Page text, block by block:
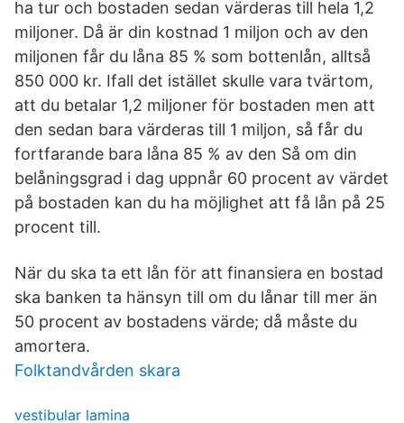
ha tur och bostaden sedan värderas till hela 1,2
miljoner. Då är din kostnad 1 miljon och av den
miljonen får du låna 85 % som bottenlån, alltså
850 000 kr. Ifall det istället skulle vara tvärtom,
att du betalar 1,2 miljoner för bostaden men att
den sedan bara värderas till 1 miljon, så får du
fortfarande bara låna 85 % av den Så om din
belåningsgrad i dag uppnår 60 procent av värdet
på bostaden kan du ha möjlighet att få lån på 25
procent till.
När du ska ta ett lån för att finansiera en bostad
ska banken ta hänsyn till om du lånar till mer än
50 procent av bostadens värde; då måste du
amortera.
Folktandvården skara
vestibular lamina